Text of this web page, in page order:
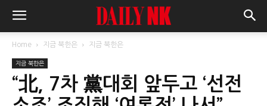
Home 지금 북한은 지금 북한은
지금 북한은
“北, 7차 黨대회 앞두고 ‘선전